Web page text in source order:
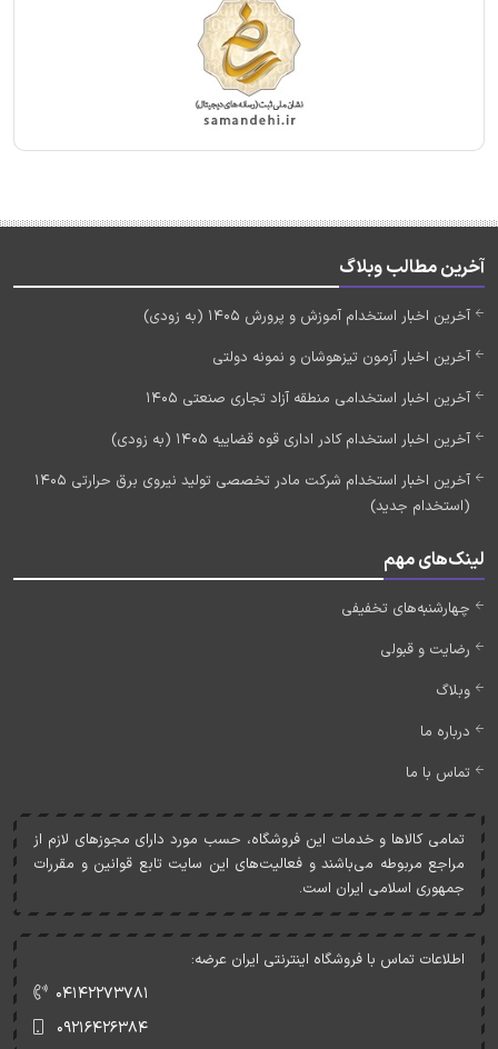
آخرین مطالب وبلاگ
آخرین اخبار استخدام آموزش و پرورش 1405 (به زودی)
آخرین اخبار آزمون تیزهوشان و نمونه دولتی
آخرین اخبار استخدامی منطقه آزاد تجاری صنعتی 1405
آخرین اخبار استخدام کادر اداری قوه قضاییه 1405 (به زودی)
آخرین اخبار استخدام شرکت مادر تخصصی تولید نیروی برق حرارتی 1405
(استخدام جدید)
لینک‌های مهم
چهارشنبه‌های تخفیفی
رضایت و قبولی
وبلاگ
درباره ما
تماس با ما
تمامی کالاها و خدمات اين فروشگاه، حسب مورد دارای مجوزهای لازم از
مراجع مربوطه می‌باشند و فعاليت‌های اين سايت تابع قوانين و مقررات
جمهوری اسلامی ايران است.
اطلاعات تماس با فروشگاه اینترنتی ایران عرضه:
۰۴۱۴۲۲۷۳۷۸۱
۰۹۲۱۶۴۲۶۳۸۴